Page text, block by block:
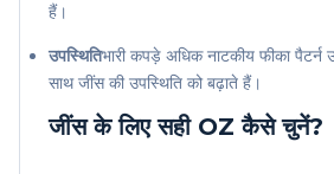
हैं।
उपस्थितिभारी कपड़े अधिक नाटकीय फीका
साथ जींस की उपस्थिति को बढ़ाते हैं।
जींस के लिए सही OZ कैसे चुनें?